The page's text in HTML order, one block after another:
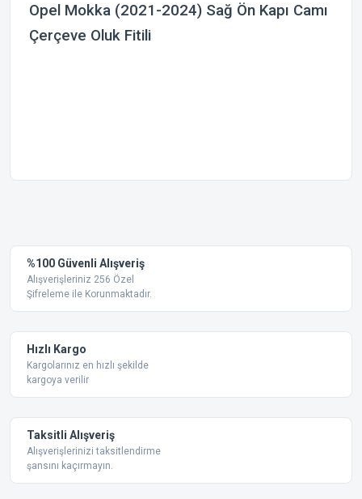
Opel Mokka (2021-2024) Sağ Ön Kapı Camı
Çerçeve Oluk Fitili
Ürün resmi kalitesiz, bozuk veya görüntülenemiyor.
Ürün açıklamasında eksik bilgiler bulunuyor.
Bu ürüne benzer farklı alternatifler olmalı.
%100 Güvenli Alışveriş
Alışverişleriniz 256 Özel
Şifreleme ile Korunmaktadır.
Hızlı Kargo
Kargolarınız en hızlı şekilde
kargoya verilir
Taksitli Alışveriş
Alışverişlerinizi taksitlendirme
şansını kaçırmayın.